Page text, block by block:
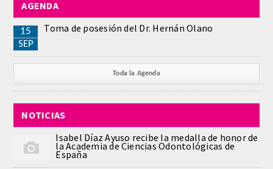
REGLAMENTO
ACADEMICOS
CIENCIAS BASICAS MEDICAS
AFINES A LA ODONTOLOGIA
HUMANIDADES Y CIENCIAS
AGENDA
15
SEP
Toma de posesión del Dr. Hernán Olano
Toda la Agenda
NOTICIAS
Isabel Díaz Ayuso recibe la medalla de honor de
la Academia de Ciencias Odontológicas de
España